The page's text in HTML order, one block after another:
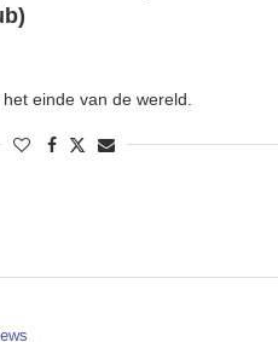
einde van de wereld.